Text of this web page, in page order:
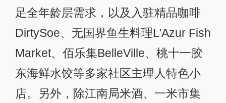
足全年龄层需求，以及入驻精品咖啡
DirtySoe、无国界鱼生料理L'Azur Fish
Market、佰乐集BelleVille、桃十一胶
东海鲜水饺等多家社区主理人特色小
店。另外，除江南局米酒、一米市集